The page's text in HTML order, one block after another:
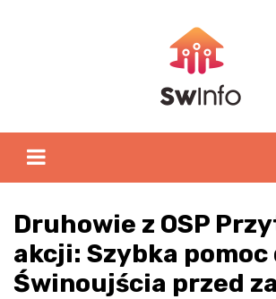
Druhowie z OSP
akcji: Szybka pomoc
Świnoujścia przed